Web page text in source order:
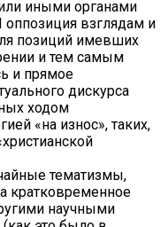
иными органами
оппозиция взглядам и
позиций имевших
и тем самым
и прямое
дискурса
ходом
«на износ», таких,
тематизмы,
кратковременное
научными